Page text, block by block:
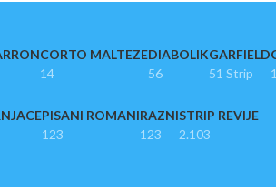
CORTO MALTEZE
14
DIABOLIK
56
GARFIELD
51 Strip
PISANI ROMANI
123
RAZNI
123
STRIP REVIJE
2.103